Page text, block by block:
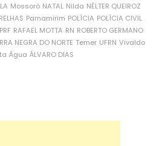
Mossoró NATAL Nilda NÉLTER QUEIROZ
Parnamirim POLÍCIA POLÍCIA CIVIL
PRF RAFAEL MOTTA RN ROBERTO GERMANO
NEGRA DO NORTE Temer UFRN Vivaldo
Água ÁLVARO DIAS